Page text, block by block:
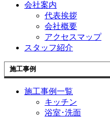
会社案内
代表挨拶
会社概要
アクセスマップ
スタッフ紹介
施工事例
施工事例一覧
キッチン
浴室･洗面